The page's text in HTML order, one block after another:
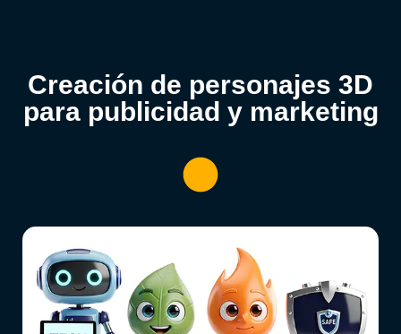
Creación de personajes 3D
para publicidad y marketing